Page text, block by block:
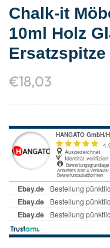
Chalk-it
10ml Holz
€18,03